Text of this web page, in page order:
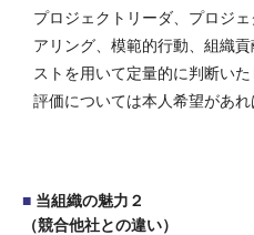
プロジェクトリーダ、プロジ
アリング、模範的行動、組織
ストを用いて定量的に判断いた
評価については本人希望があれ
当組織の魅力２
（競合他社との違い）